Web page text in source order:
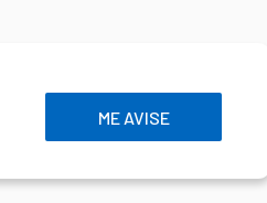
ME AVISE